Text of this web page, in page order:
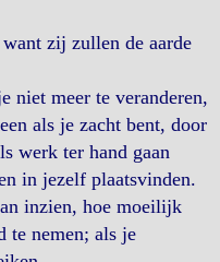
zij zullen de aarde
niet meer te veranderen,
als je zacht bent, door
werk ter hand gaan
in jezelf plaatsvinden.
inzien, hoe moeilijk
te nemen; als je